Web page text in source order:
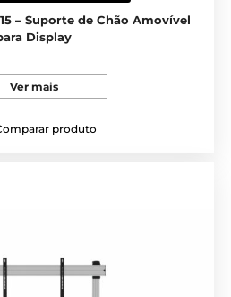
– Suporte de Chão Amovível
Display
Ver mais
produto